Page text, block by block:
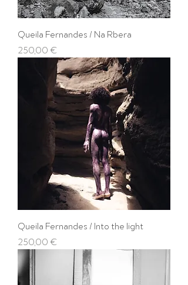
Queila Fernandes / Na Rbera
Prix
250,00 €
Queila Fernandes / Into the light
Prix
250,00 €